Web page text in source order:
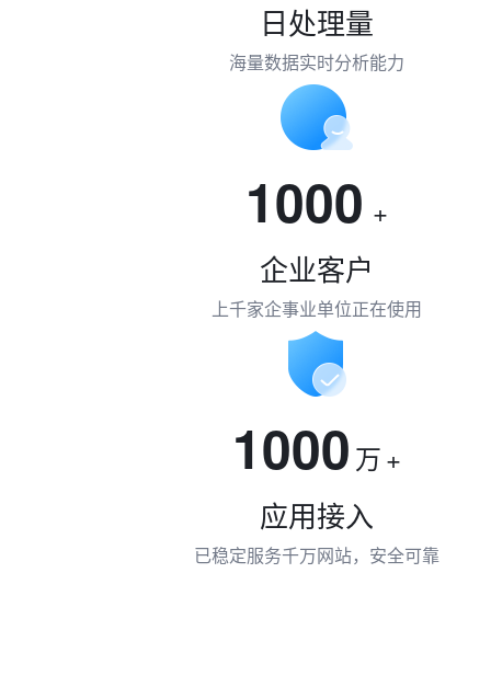
日处理量
海量数据实时分析能力
1000 +
企业客户
上千家企事业单位正在使用
1000 万+
应用接入
已稳定服务千万网站，安全可靠